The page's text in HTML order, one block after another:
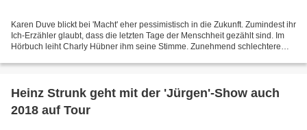
Karen Duve blickt bei 'Macht' eher pessimistisch in die Zukunft. Zumindest ihr
Ich-Erzähler glaubt, dass die letzten Tage der Menschheit gezählt sind. Im
Hörbuch leiht Charly Hübner ihm seine Stimme. Zunehmend schlechtere
Heinz Strunk geht mit der 'Jürgen'-Show auch
2018 auf Tour